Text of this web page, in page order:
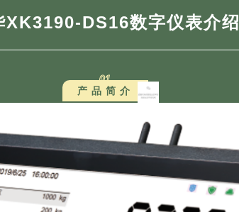
XK3190-DS16数字仪表介绍
01
产 品 简 介